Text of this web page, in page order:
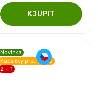
5
hvězdiček.
Novinka
Kapsičky proti úniku
2 + 1